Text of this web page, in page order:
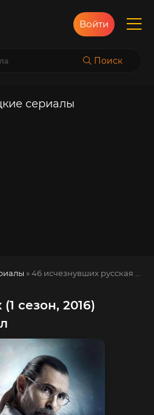
Поиск
Войти
сериалы
» 46 исчезнувших русская озвучка смотреть полностью онлайн!
сезон, 2016)